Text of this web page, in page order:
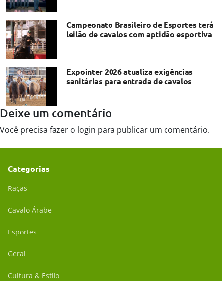
Campeonato Brasileiro de Esportes terá
leilão de cavalos com aptidão esportiva
Expointer 2026 atualiza exigências
sanitárias para entrada de cavalos
Deixe um comentário
Você precisa fazer o login para publicar um comentário.
Categorias
Raças
Cavalo Árabe
Esportes
Geral
Cultura & Estilo